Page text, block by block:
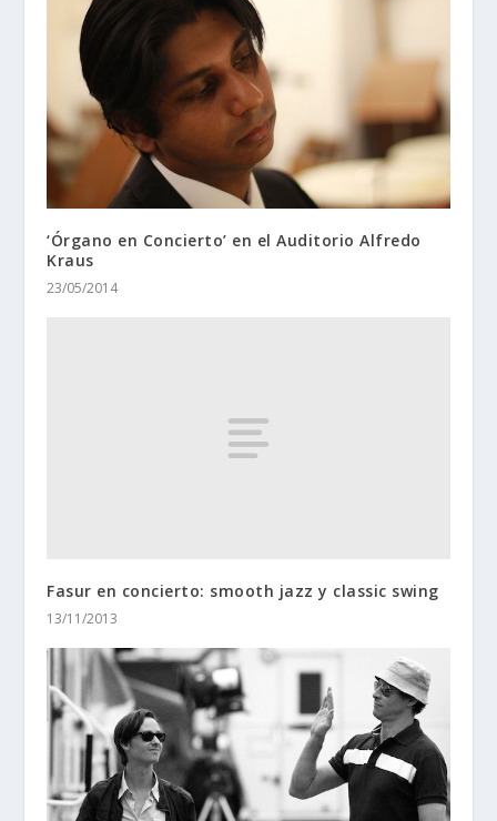
‘Órgano en Concierto’ en el Auditorio Alfredo
Kraus
23/05/2014
Fasur en concierto: smooth jazz y classic swing
13/11/2013